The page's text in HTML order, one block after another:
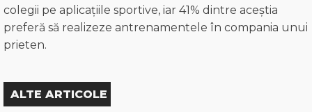
colegii pe aplicațiile sportive, iar 41% dintre aceștia
preferă să realizeze antrenamentele în compania unui
prieten.
ALTE ARTICOLE